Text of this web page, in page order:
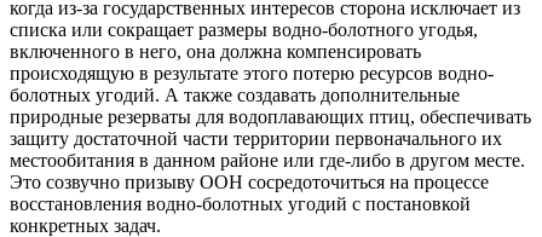
когда из-за государственных интересов сторона исключает из
списка или сокращает размеры водно-болотного угодья,
включенного в него, она должна компенсировать
происходящую в результате этого потерю ресурсов водно-
болотных угодий. А также создавать дополнительные
природные резерваты для водоплавающих птиц, обеспечивать
защиту достаточной части территории первоначального их
местообитания в данном районе или где-либо в другом месте.
Это созвучно призыву ООН сосредоточиться на процессе
восстановления водно-болотных угодий с постановкой
конкретных задач.